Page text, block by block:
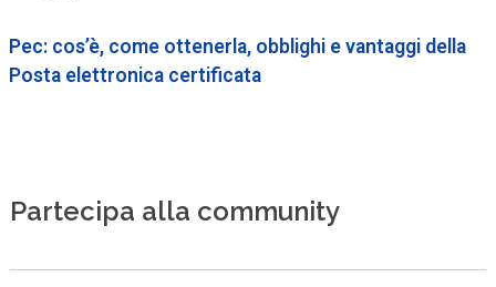
Pec: cos’è, come ottenerla, obblighi e vantaggi della
Posta elettronica certificata
Partecipa alla community